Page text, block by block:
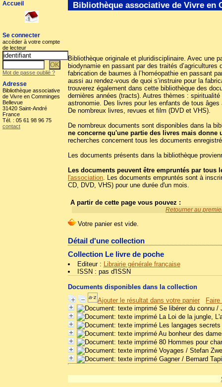
Bibliothèque originale et pluridisciplinaire. Avec une
biodynamie en passant par des traités
fabrication de baumes à l’homéopathie en passant
aussi au rendez-vous de quoi s’instruire pour la
trouverez également dans cette bibliothèque des
dernières années (tracts). Autres thèmes :
astronomie. Des livres pour les enfants de tous
De nombreux livres, revues et film (DVD et VHS).
De nombreux documents sont disponibles dans la
ne concerne qu'une partie des livres mais donne
recherches concernent tous les documents
Les documents présents dans la bibliothèque
Les documents peuvent être empruntés par
l'association. Les documents empruntés sont à
CD, DVD, VHS) pour une durée d'un mois.
A partir de cette page vous pouvez :
Retourner au
Détail d'une collection
Collection Le livre de poche
Editeur : Librairie générale française
ISSN : pas d'ISSN
Documents disponibles dans la collection
Ajouter le résultat dans votre panier
Se libérer du connu /
La Loi de la jungle,
Les langages
Au bonheur des
80 Hommes pour
Voyages / Stefan
Gagner/ Bernard
Bibliothèque associative de Vivre en
Accueil
Se connecter
accéder à votre compte
de lecteur
Mot de passe oublié ?
Adresse
Bibliothèque associative
de Vivre en Comminges
Bellevue
31420 Saint-André
France
Tél. : 05 61 98 96 75
contact